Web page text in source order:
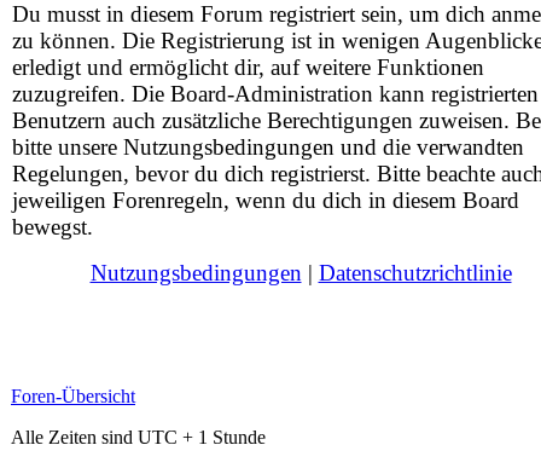
Du musst in diesem Forum registriert sein, um dich
zu können. Die Registrierung ist in wenigen
erledigt und ermöglicht dir, auf weitere Funktionen
zuzugreifen. Die Board-Administration kann registrierten
Benutzern auch zusätzliche Berechtigungen zuweisen.
bitte unsere Nutzungsbedingungen und die verwandten
Regelungen, bevor du dich registrierst. Bitte beachte
jeweiligen Forenregeln, wenn du dich in diesem Board
bewegst.
Nutzungsbedingungen | Datenschutzrichtlinie
Foren-Übersicht
Alle Zeiten sind UTC + 1 Stunde